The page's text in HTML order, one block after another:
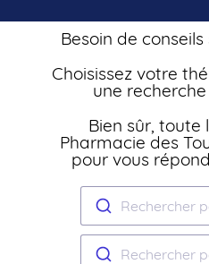
Besoin de
Choisissez votre
une
Bien sûr, toute
Pharmacie des
pour vous
Rechercher
Rechercher